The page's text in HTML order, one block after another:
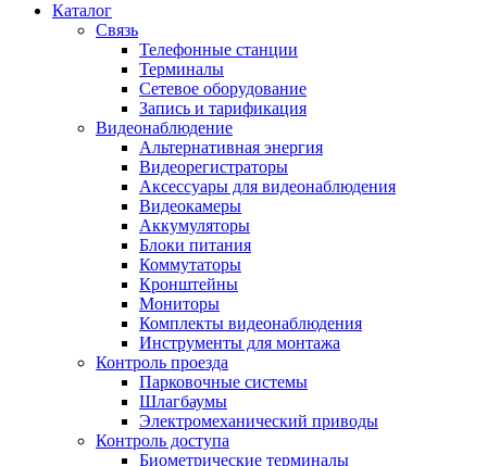
Каталог
Связь
Телефонные станции
Терминалы
Сетевое оборудование
Запись и тарификация
Видеонаблюдение
Альтернативная энергия
Видеорегистраторы
Аксессуары для видеонаблюдения
Видеокамеры
Аккумуляторы
Блоки питания
Коммутаторы
Кронштейны
Мониторы
Комплекты видеонаблюдения
Инструменты для монтажа
Контроль проезда
Парковочные системы
Шлагбаумы
Электромеханический приводы
Контроль доступа
Биометрические терминалы